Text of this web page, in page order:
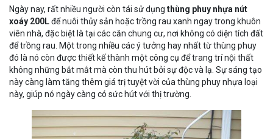
Ngày nay, rất nhiều người còn tái sử dụng thùng phuy nhựa nút
xoáy 200Lđể nuôi thủy sản hoặc trồng rau xanh ngay trong khuôn
viên nhà, đặc biệt là tại các căn chung cư, nơi không có diện tích đất
để trồng rau. Một trong nhiều các ý tưởng hay nhất từ thùng phuy
đó là nó còn được thiết kế thành một công cụ để trang trí nội thất
không những bắt mắt mà còn thu hút bởi sự độc và lạ. Sự sáng tạo
này càng làm tăng thêm giá trị tuyệt vời của thùng phuy nhựa loại
này, giúp nó ngày càng có sức hút với thị trường.